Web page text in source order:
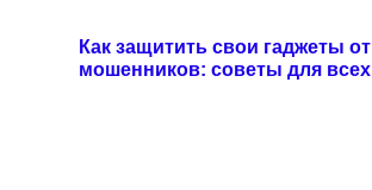
Как защитить свои гаджеты от
мошенников: советы для всех